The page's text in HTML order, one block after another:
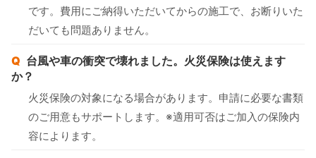
です。費用にご納得いただいてからの施工で、お断りいた
だいても問題ありません。
台風や車の衝突で壊れました。火災保険は使えます
か？
火災保険の対象になる場合があります。申請に必要な書類
のご用意もサポートします。※適用可否はご加入の保険内
容によります。